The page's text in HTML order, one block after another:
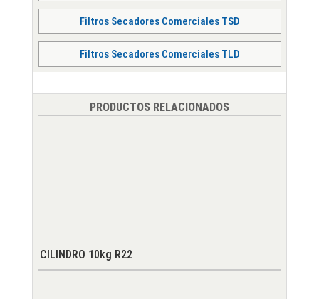
Filtros Secadores Comerciales TSD
Filtros Secadores Comerciales TLD
PRODUCTOS RELACIONADOS
CILINDRO 10kg R22